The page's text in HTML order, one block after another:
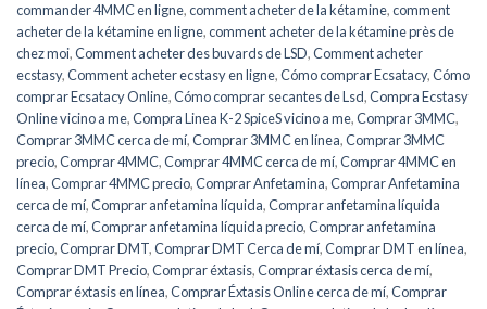
commander 4MMC en ligne,comment acheter de la kétamine,comment
acheter de la kétamine en ligne,comment acheter de la kétamine près de
chez moi,Comment acheter des buvards de LSD,Comment acheter
ecstasy,Comment acheter ecstasy en ligne,Cómo comprar Ecsatacy,Cómo
comprar Ecsatacy Online,Cómo comprar secantes de Lsd,Compra Ecstasy
Online vicino a me,Compra Linea K-2 SpiceS vicino a me,Comprar 3MMC,
Comprar 3MMC cerca de mí,Comprar 3MMC en línea,Comprar 3MMC
precio,Comprar 4MMC,Comprar 4MMC cerca de mí,Comprar 4MMC en
línea,Comprar 4MMC precio,Comprar Anfetamina,Comprar Anfetamina
cerca de mí,Comprar anfetamina líquida,Comprar anfetamina líquida
cerca de mí,Comprar anfetamina líquida precio,Comprar anfetamina
precio,Comprar DMT,Comprar DMT Cerca de mí,Comprar DMT en línea,
Comprar DMT Precio,Comprar éxtasis,Comprar éxtasis cerca de mí,
Comprar éxtasis en línea,Comprar Éxtasis Online cerca de mí,Comprar